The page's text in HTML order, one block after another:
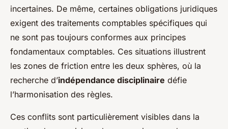
incertaines. De même, certaines obligations juridiques
exigent des traitements comptables spécifiques qui
ne sont pas toujours conformes aux principes
fondamentaux comptables. Ces situations illustrent
les zones de friction entre les deux sphères, où la
recherche d’indépendance disciplinaire défie
l’harmonisation des règles.
Ces conflits sont particulièrement visibles dans la